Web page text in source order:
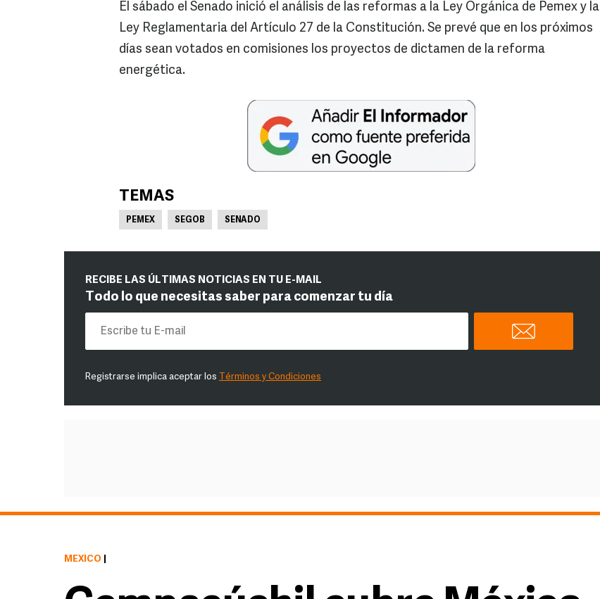
El sábado el Senado inició el análisis de las reformas a la Ley Orgánica de Pemex y la
Ley Reglamentaria del Artículo 27 de la Constitución. Se prevé que en los próximos
días sean votados en comisiones los proyectos de dictamen de la reforma
energética.
TEMAS
PEMEX SEGOB SENADO
RECIBE LAS ÚLTIMAS NOTICIAS EN TU E-MAIL
Todo lo que necesitas saber para comenzar tu día
Registrarse implica aceptar los Términos y Condiciones
MÉXICO